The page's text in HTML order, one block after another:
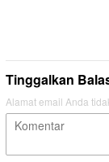
Tinggalkan
Alamat email Anda